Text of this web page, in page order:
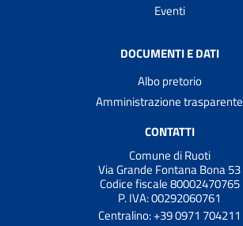
Eventi
DOCUMENTI E DATI
Albo pretorio
Amministrazione trasparente
CONTATTI
Comune di Ruoti
Via Grande Fontana Bona 53
Codice fiscale 80002470765
P. IVA: 00292060761
Centralino: +39 0971 704211